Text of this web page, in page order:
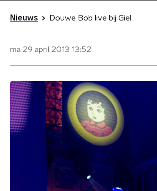
Nieuws Douwe Bob live bij Giel
ma 29 april 2013 13:52